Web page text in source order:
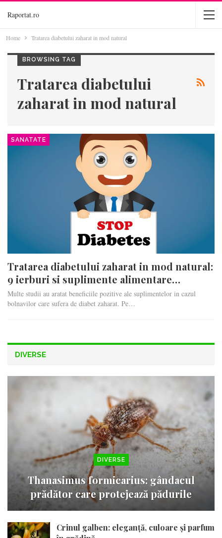
Raportat.ro
Home Tratarea diabetului zaharat in mod natural
BROWSING TAG
Tratarea diabetului
zaharat in mod natural
SANATATE
Tratarea diabetului zaharat in mod natural:
9 ierburi si suplimente alimentare…
Multe studii au aratat beneficiile pozitive ale suplimentelor in cazul
bolnavilor care sufera de diabet zaharat. Pe…
DIVERSE
DIVERSE
Thanasimus formicarius: gândacul
prădător care protejează pădurile
Crinul galben: eleganță, culoare și parfum